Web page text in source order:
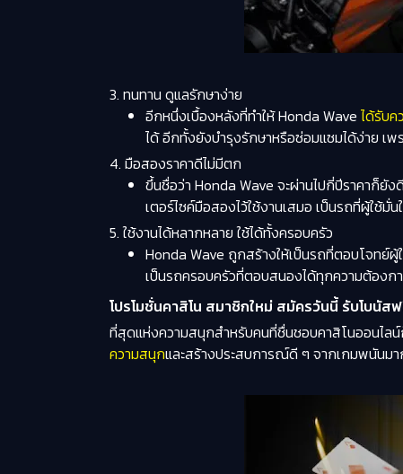
3. ทนทาน ดูแลรักษาง่าย
อีกหนึ่งเบื้องหลังที่ทำให้ Honda Wave ได้รับค
ได้ อีกทั้งยังบำรุงรักษาหรือซ่อมแซมได้ง่าย เพ
4. มือสองราคาดีไม่มีตก
ขึ้นชื่อว่า Honda Wave จะผ่านไปกี่ปีราคาก็ยั
เตอร์ไซค์มือสองไว้ใช้งานเสมอ เป็นรถที่ผู้ใช้
5. ใช้งานได้หลากหลาย ใช้ได้ทั้งครอบครัว
Honda Wave ถูกสร้างให้เป็นรถที่ตอบโจทย์ผู้
เป็นรถครอบครัวที่ตอบสนองได้ทุกความต้องก
โปรโมชั่นคาสิโน สมาชิกใหม่ สมัครวันนี้ รับโบนัส
ที่สุดแห่งความสนุกสำหรับคนที่ชื่นชอบคาสิโนออนไล
ความสนุกและสร้างประสบการณ์ดี ๆ จากเกมพนันมา